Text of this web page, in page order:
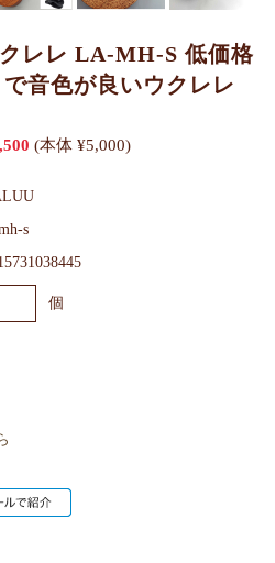
レレ LA-MH-S 低価格
音色が良いウクレレ
(本体 ¥5,000)
s
個